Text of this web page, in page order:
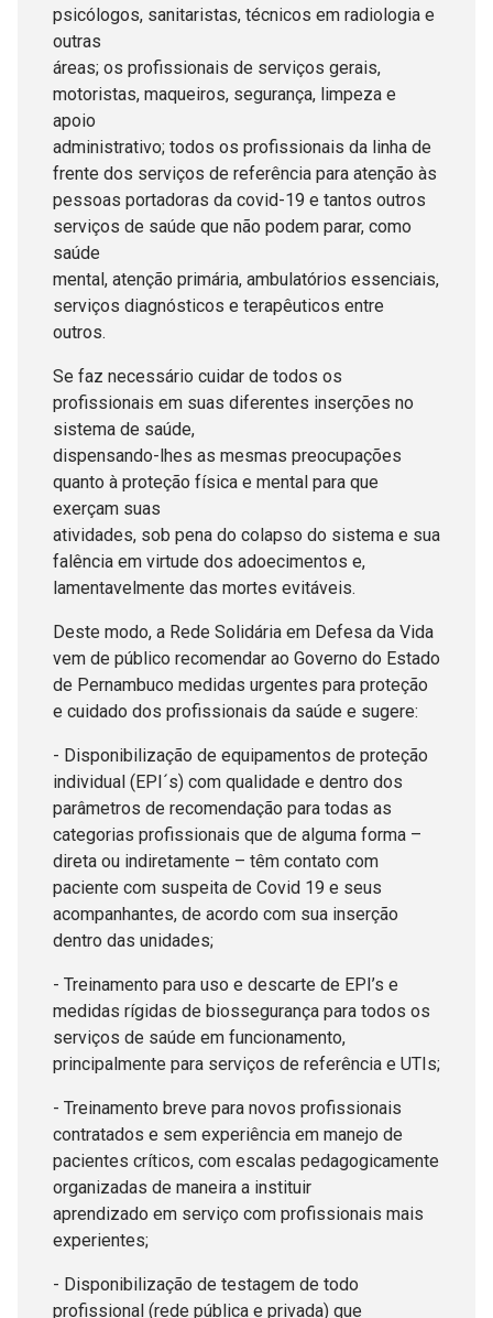
psicólogos, sanitaristas, técnicos em radiologia e
outras
áreas; os profissionais de serviços gerais,
motoristas, maqueiros, segurança, limpeza e
apoio
administrativo; todos os profissionais da linha de
frente dos serviços de referência para atenção às
pessoas portadoras da covid-19 e tantos outros
serviços de saúde que não podem parar, como
saúde
mental, atenção primária, ambulatórios essenciais,
serviços diagnósticos e terapêuticos entre
outros.
Se faz necessário cuidar de todos os
profissionais em suas diferentes inserções no
sistema de saúde,
dispensando-lhes as mesmas preocupações
quanto à proteção física e mental para que
exerçam suas
atividades, sob pena do colapso do sistema e sua
falência em virtude dos adoecimentos e,
lamentavelmente das mortes evitáveis.
Deste modo, a Rede Solidária em Defesa da Vida
vem de público recomendar ao Governo do Estado
de Pernambuco medidas urgentes para proteção
e cuidado dos profissionais da saúde e sugere:
- Disponibilização de equipamentos de proteção
individual (EPI´s) com qualidade e dentro dos
parâmetros de recomendação para todas as
categorias profissionais que de alguma forma –
direta ou indiretamente – têm contato com
paciente com suspeita de Covid 19 e seus
acompanhantes, de acordo com sua inserção
dentro das unidades;
- Treinamento para uso e descarte de EPI’s e
medidas rígidas de biossegurança para todos os
serviços de saúde em funcionamento,
principalmente para serviços de referência e UTIs;
- Treinamento breve para novos profissionais
contratados e sem experiência em manejo de
pacientes críticos, com escalas pedagogicamente
organizadas de maneira a instituir
aprendizado em serviço com profissionais mais
experientes;
- Disponibilização de testagem de todo
profissional (rede pública e privada) que